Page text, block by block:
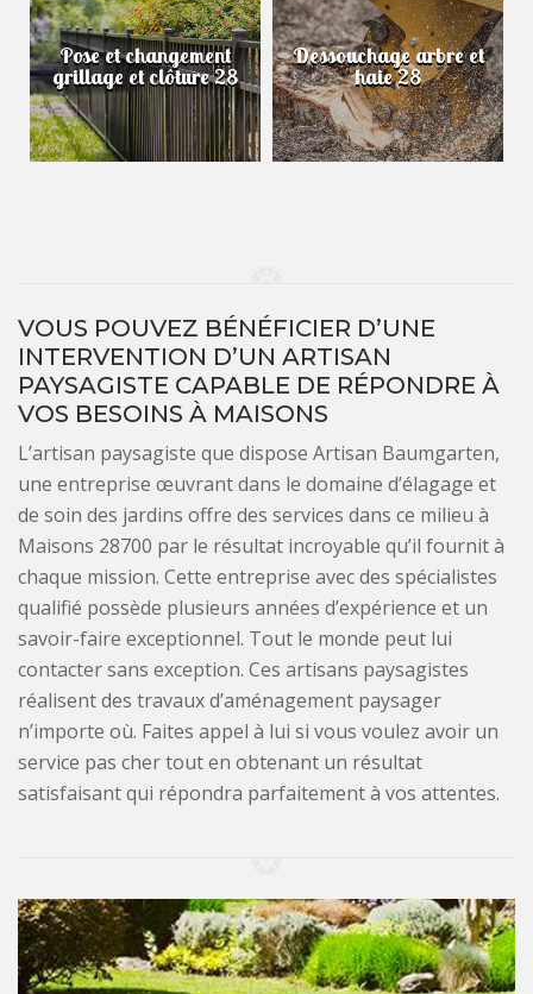
Pose et changement
grillage et clôture 28
Dessouchage arbre et
haie 28
VOUS POUVEZ BÉNÉFICIER D’UNE
INTERVENTION D’UN ARTISAN
PAYSAGISTE CAPABLE DE RÉPONDRE À
VOS BESOINS À MAISONS
L’artisan paysagiste que dispose Artisan Baumgarten,
une entreprise œuvrant dans le domaine d’élagage et
de soin des jardins offre des services dans ce milieu à
Maisons 28700 par le résultat incroyable qu’il fournit à
chaque mission. Cette entreprise avec des spécialistes
qualifié possède plusieurs années d’expérience et un
savoir-faire exceptionnel. Tout le monde peut lui
contacter sans exception. Ces artisans paysagistes
réalisent des travaux d’aménagement paysager
n’importe où. Faites appel à lui si vous voulez avoir un
service pas cher tout en obtenant un résultat
satisfaisant qui répondra parfaitement à vos attentes.